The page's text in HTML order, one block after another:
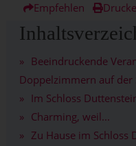
Empfehlen
Beeindruckende
Doppelzimmern auf der
Im Schloss
Charming, weil...
Zu Hause im Schloss